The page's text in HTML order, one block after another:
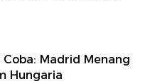
Coba: Madrid Menang
Hungaria